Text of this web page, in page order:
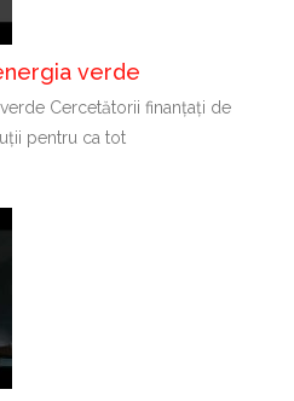
verde
Cercetătorii finanțați de
pentru ca tot